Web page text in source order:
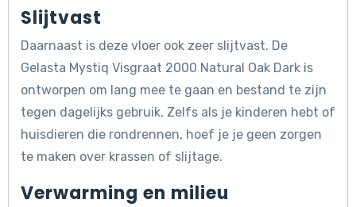
Slijtvast
Daarnaast is deze vloer ook zeer slijtvast. De
Gelasta Mystiq Visgraat 2000 Natural Oak Dark is
ontworpen om lang mee te gaan en bestand te zijn
tegen dagelijks gebruik. Zelfs als je kinderen hebt of
huisdieren die rondrennen, hoef je je geen zorgen
te maken over krassen of slijtage.
Verwarming en milieu